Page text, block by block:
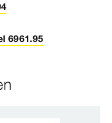
6961.95